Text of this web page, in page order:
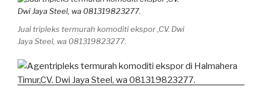
Jual tripleks termurah komoditi ekspor ,CV. Dwi
Jaya Steel, wa 081319823277.